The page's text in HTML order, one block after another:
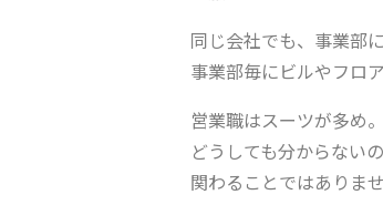
同じ会社でも、事業部
事業部毎にビルやフロ
営業職はスーツが多め
どうしても分からない
関わることではありませ